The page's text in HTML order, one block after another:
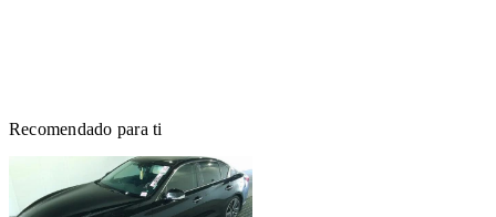
Recomendado para ti